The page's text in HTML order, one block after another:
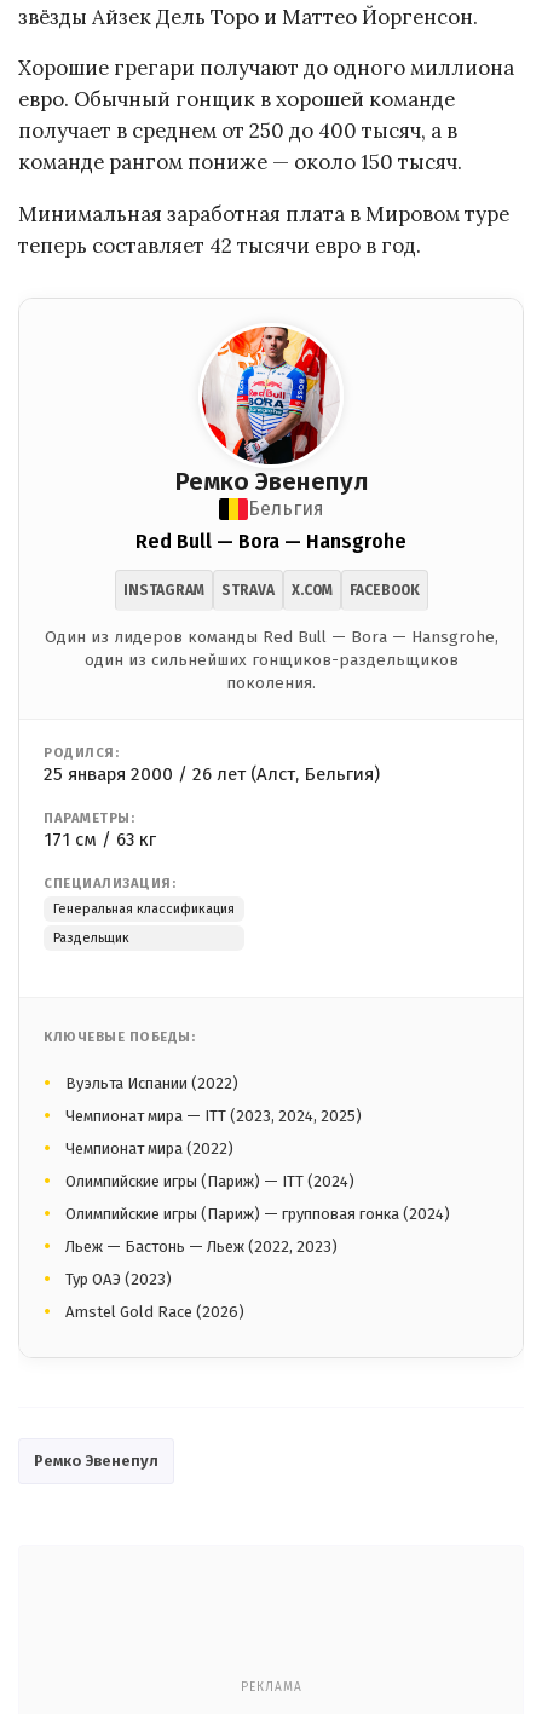
звёзды Айзек Дель Торо и Маттео Йоргенсон.
Хорошие грегари получают до одного миллиона
евро. Обычный гонщик в хорошей команде
получает в среднем от 250 до 400 тысяч, а в
команде рангом пониже — около 150 тысяч.
Минимальная заработная плата в Мировом туре
теперь составляет 42 тысячи евро в год.
Ремко Эвенепул
Бельгия
Red Bull — Bora — Hansgrohe
INSTAGRAM STRAVA X.COM FACEBOOK
Один из лидеров команды Red Bull — Bora — Hansgrohe,
один из сильнейших гонщиков-раздельщиков
поколения.
РОДИЛСЯ:
25 января 2000 / 26 лет (Алст, Бельгия)
ПАРАМЕТРЫ:
171 см / 63 кг
СПЕЦИАЛИЗАЦИЯ:
Генеральная классификация
Раздельщик
КЛЮЧЕВЫЕ ПОБЕДЫ:
Вуэльта Испании (2022)
Чемпионат мира — ITT (2023, 2024, 2025)
Чемпионат мира (2022)
Олимпийские игры (Париж) — ITT (2024)
Олимпийские игры (Париж) — групповая гонка (2024)
Льеж — Бастонь — Льеж (2022, 2023)
Тур ОАЭ (2023)
Amstel Gold Race (2026)
Ремко Эвенепул
РЕКЛАМА